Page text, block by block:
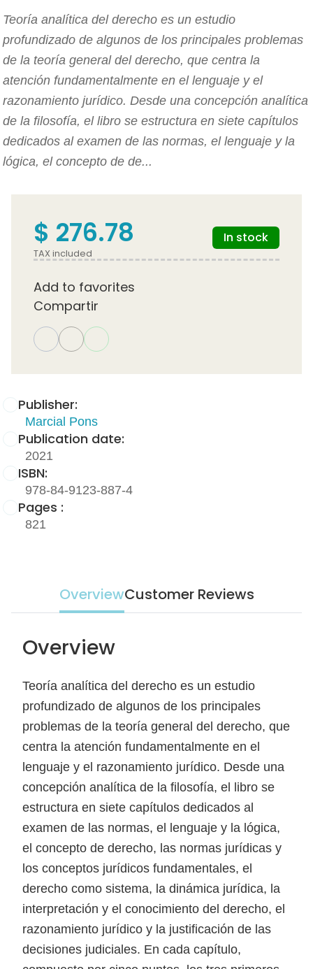
Teoría analítica del derecho es un estudio
profundizado de algunos de los principales problemas
de la teoría general del derecho, que centra la
atención fundamentalmente en el lenguaje y el
razonamiento jurídico. Desde una concepción analítica
de la filosofía, el libro se estructura en siete capítulos
dedicados al examen de las normas, el lenguaje y la
lógica, el concepto de de...
Publisher:
Marcial Pons
Publication date:
2021
ISBN:
978-84-9123-887-4
Pages :
821
$ 276.78
TAX included
In stock
Add to favorites
Compartir
OverviewCustomer Reviews
Overview
Teoría analítica del derecho es un estudio
profundizado de algunos de los principales
problemas de la teoría general del derecho, que
centra la atención fundamentalmente en el
lenguaje y el razonamiento jurídico. Desde una
concepción analítica de la filosofía, el libro se
estructura en siete capítulos dedicados al
examen de las normas, el lenguaje y la lógica,
el concepto de derecho, las normas jurídicas y
los conceptos jurídicos fundamentales, el
derecho como sistema, la dinámica jurídica, la
interpretación y el conocimiento del derecho, el
razonamiento jurídico y la justificación de las
decisiones judiciales. En cada capítulo,